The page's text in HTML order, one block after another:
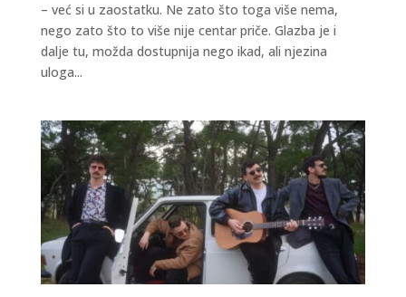
– već si u zaostatku. Ne zato što toga više nema,
nego zato što to više nije centar priče. Glazba je i
dalje tu, možda dostupnija nego ikad, ali njezina
uloga...